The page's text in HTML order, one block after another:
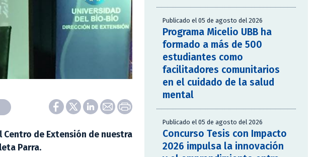
de Extensión de nuestra
Parra.
Publicado el 05 de agosto del 2026
Programa Micelio UBB ha
formado a más de 500
estudiantes como
facilitadores comunitarios
en el cuidado de la salud
mental
Publicado el 05 de agosto del 2026
Concurso Tesis con Impacto
2026 impulsa la innovación